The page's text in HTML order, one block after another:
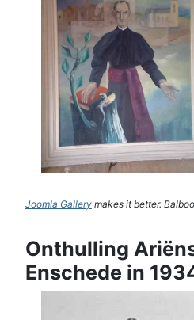
Joomla Gallery makes it better.
Onthulling
Enschede in